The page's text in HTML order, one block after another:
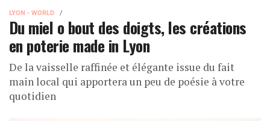
LYON - WORLD
Du miel o bout des doigts, les créations
en poterie made in Lyon
De la vaisselle raffinée et élégante issue du fait
main local qui apportera un peu de poésie à votre
quotidien